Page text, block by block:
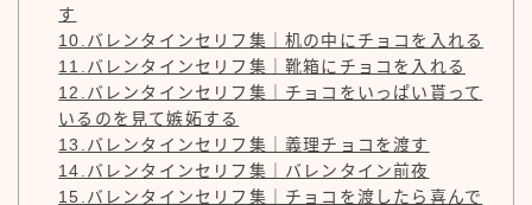
す
10.バレンタインセリフ集｜机の中にチョコを入れる
11.バレンタインセリフ集｜靴箱にチョコを入れる
12.バレンタインセリフ集｜チョコをいっぱい貰って
いるのを見て嫉妬する
13.バレンタインセリフ集｜義理チョコを渡す
14.バレンタインセリフ集｜バレンタイン前夜
15.バレンタインセリフ集｜チョコを渡したら喜んで